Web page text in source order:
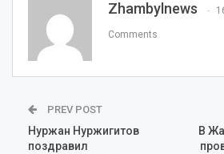
Zhambylnews
Comments
PREV POST
Нуржан Нуржигитов
поздравил
В